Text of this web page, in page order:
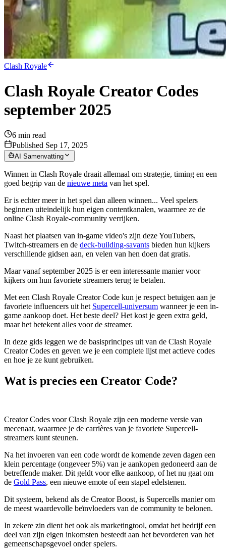
Clash Royale
Clash Royale Creator Codes
september 2025
6 min read
Published Sep 17, 2025
AI Samenvatting
Winnen in Clash Royale draait allemaal om strategie, timing en een
goed begrip van de nieuwe meta van het spel.
Er is echter meer in het spel dan alleen winnen... Veel spelers
beginnen uiteindelijk hun eigen contentkanalen, waarmee ze de
online Clash Royale-community verrijken.
Naast het plaatsen van in-game video's zijn deze YouTubers,
Twitch-streamers en de deck-building-savants bieden hun kijkers
verschillende gidsen aan, en velen van hen doen dat gratis.
Maar vanaf september 2025 is er een interessante manier voor
kijkers om hun favoriete streamers terug te betalen.
Met een Clash Royale Creator Code kun je respect betuigen aan je
favoriete influencers uit het Supercell-universum wanneer je een in-
game aankoop doet. Het beste deel? Het kost je geen extra geld,
maar het betekent alles voor de streamer.
In deze gids leggen we de basisprincipes uit van de Clash Royale
Creator Codes en geven we je een complete lijst met actieve codes
en hoe je ze kunt gebruiken.
Wat is precies een Creator Code?
Creator Codes voor Clash Royale zijn een moderne versie van
mecenaat, waarmee je de carrières van je favoriete Supercell-
streamers kunt steunen.
Na het invoeren van een code wordt de komende zeven dagen een
klein percentage (ongeveer 5%) van je aankopen gedoneerd aan de
betreffende maker. Dit geldt voor elke aankoop, of het nu gaat om
de Gold Pass, een nieuwe emote of een stapel edelstenen.
Dit systeem, bekend als de Creator Boost, is Supercells manier om
de meest waardevolle beïnvloeders van de community te belonen.
In zekere zin dient het ook als marketingtool, omdat het bedrijf een
deel van zijn eigen inkomsten besteedt aan het bevorderen van het
gemeenschapsgevoel onder spelers.